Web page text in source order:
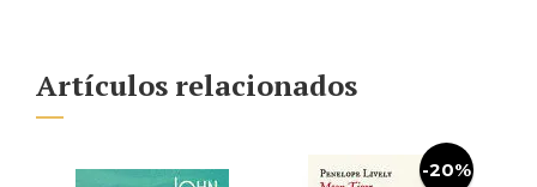
Artículos relacionados
-20%